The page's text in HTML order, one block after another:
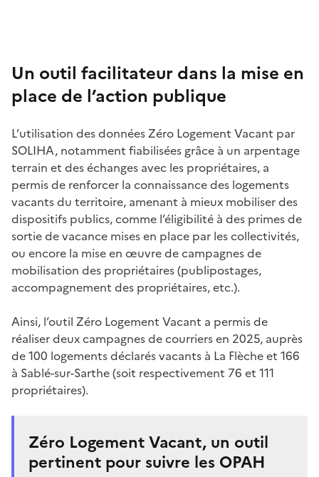
Un outil facilitateur dans la mise en
place de l’action publique
L’utilisation des données Zéro Logement Vacant par
SOLIHA, notamment fiabilisées grâce à un arpentage
terrain et des échanges avec les propriétaires, a
permis de renforcer la connaissance des logements
vacants du territoire, amenant à mieux mobiliser des
dispositifs publics, comme l’éligibilité à des primes de
sortie de vacance mises en place par les collectivités,
ou encore la mise en œuvre de campagnes de
mobilisation des propriétaires (publipostages,
accompagnement des propriétaires, etc.).
Ainsi, l’outil Zéro Logement Vacant a permis de
réaliser deux campagnes de courriers en 2025, auprès
de 100 logements déclarés vacants à La Flèche et 166
à Sablé-sur-Sarthe (soit respectivement 76 et 111
propriétaires).
Zéro Logement Vacant, un outil
pertinent pour suivre les OPAH